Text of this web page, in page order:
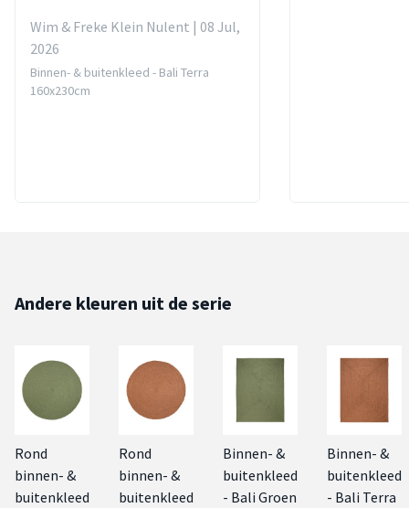
Wim & Freke Klein Nulent | 08 Jul,
2026
Binnen- & buitenkleed - Bali Terra
160x230cm
Andere kleuren uit de serie
Rond
binnen- &
buitenkleed
Rond
binnen- &
buitenkleed
Binnen- &
buitenkleed
- Bali Groen
Binnen- &
buitenkleed
- Bali Terra